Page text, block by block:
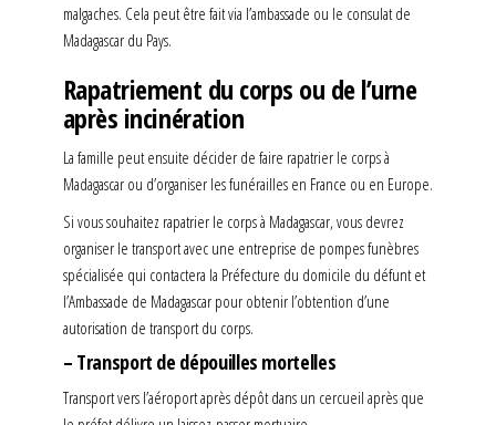
malgaches. Cela peut être fait via l’ambassade ou le consulat de
Madagascar du Pays.
Rapatriement du corps ou de l’urne
après incinération
La famille peut ensuite décider de faire rapatrier le corps à
Madagascar ou d’organiser les funérailles en France ou en Europe.
Si vous souhaitez rapatrier le corps à Madagascar, vous devrez
organiser le transport avec une entreprise de pompes funèbres
spécialisée qui contactera la Préfecture du domicile du défunt et
l’Ambassade de Madagascar pour obtenir l’obtention d’une
autorisation de transport du corps.
– Transport de dépouilles mortelles
Transport vers l’aéroport après dépôt dans un cercueil après que